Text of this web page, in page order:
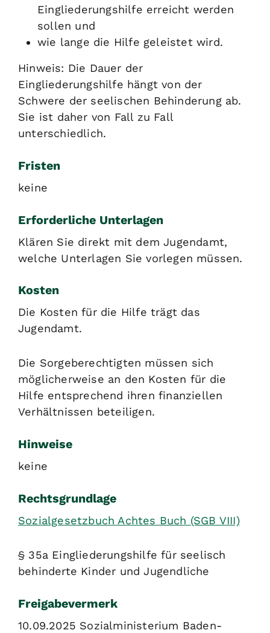
Eingliederungshilfe erreicht werden
sollen und
wie lange die Hilfe geleistet wird.
Hinweis: Die Dauer der
Eingliederungshilfe hängt von der
Schwere der seelischen Behinderung ab.
Sie ist daher von Fall zu Fall
unterschiedlich.
Fristen
keine
Erforderliche Unterlagen
Klären Sie direkt mit dem Jugendamt,
welche Unterlagen Sie vorlegen müssen.
Kosten
Die Kosten für die Hilfe trägt das
Jugendamt.
Die Sorgeberechtigten müssen sich
möglicherweise an den Kosten für die
Hilfe entsprechend ihren finanziellen
Verhältnissen beteiligen.
Hinweise
keine
Rechtsgrundlage
Sozialgesetzbuch Achtes Buch (SGB VIII)
§ 35a Eingliederungshilfe für seelisch
behinderte Kinder und Jugendliche
Freigabevermerk
10.09.2025 Sozialministerium Baden-